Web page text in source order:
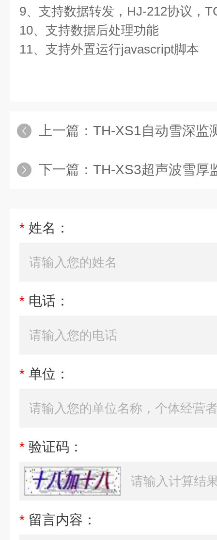
9、支持数据转发，HJ-212协议，
10、支持数据后处理功能
11、支持外置运行javascript脚本
上一篇： TH-XS1自动雪深监
下一篇： TH-XS3超声波雪厚
* 姓名：
* 电话：
* 单位：
* 验证码：
* 留言内容：